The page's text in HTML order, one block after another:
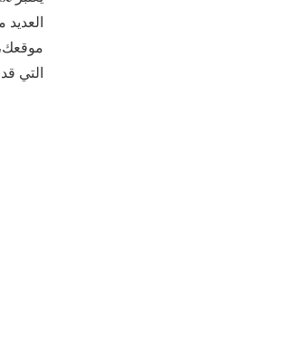
التي